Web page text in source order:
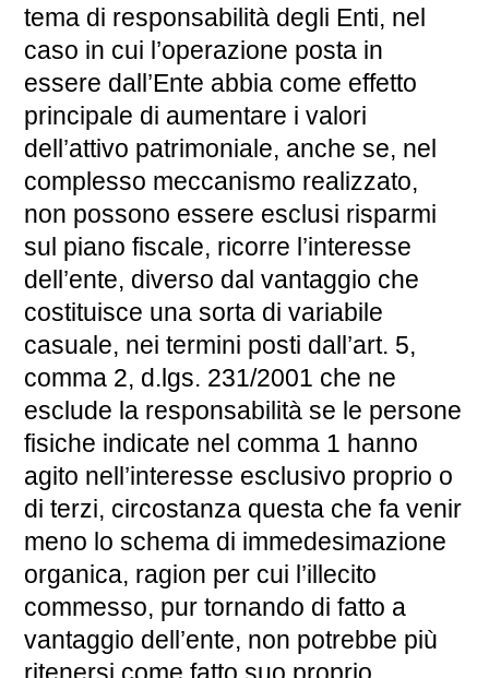
tema di responsabilità degli Enti, nel
caso in cui l’operazione posta in
essere dall’Ente abbia come effetto
principale di aumentare i valori
dell’attivo patrimoniale, anche se, nel
complesso meccanismo realizzato,
non possono essere esclusi risparmi
sul piano fiscale, ricorre l’interesse
dell’ente, diverso dal vantaggio che
costituisce una sorta di variabile
casuale, nei termini posti dall’art. 5,
comma 2, d.lgs. 231/2001 che ne
esclude la responsabilità se le persone
fisiche indicate nel comma 1 hanno
agito nell’interesse esclusivo proprio o
di terzi, circostanza questa che fa venir
meno lo schema di immedesimazione
organica, ragion per cui l’illecito
commesso, pur tornando di fatto a
vantaggio dell’ente, non potrebbe più